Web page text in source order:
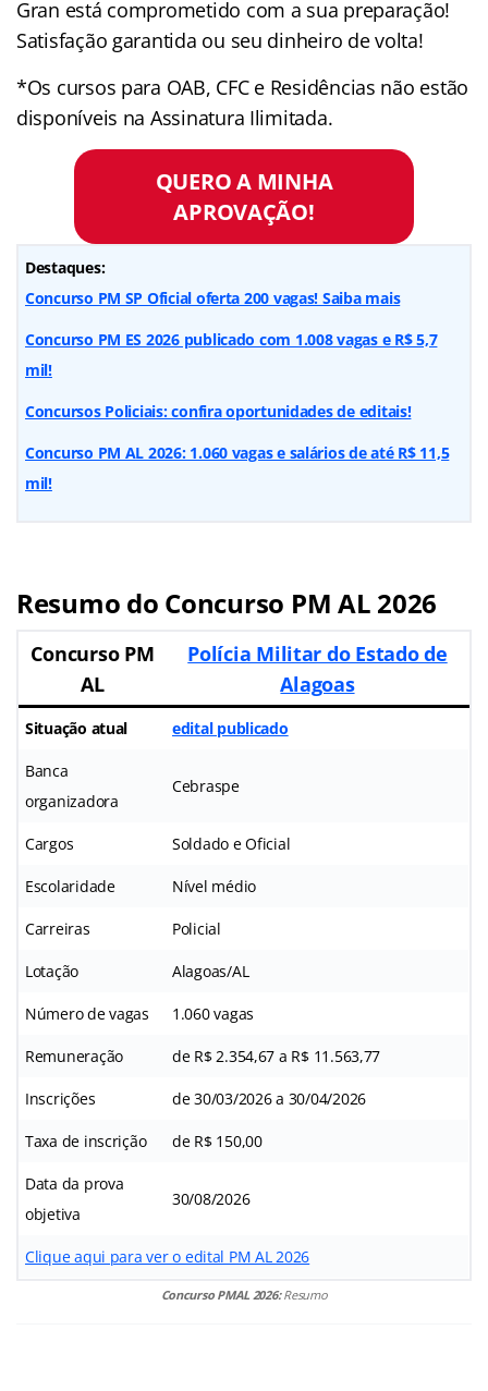
Gran está comprometido com a sua preparação!
Satisfação garantida ou seu dinheiro de volta!
*Os cursos para OAB, CFC e Residências não estão
disponíveis na Assinatura Ilimitada.
QUERO A MINHA
APROVAÇÃO!
Destaques:
Concurso PM SP Oficial oferta 200 vagas! Saiba mais
Concurso PM ES 2026 publicado com 1.008 vagas e R$ 5,7
mil!
Concursos Policiais: confira oportunidades de editais!
Concurso PM AL 2026: 1.060 vagas e salários de até R$ 11,5
mil!
Resumo do Concurso PM AL 2026
Concurso PM
AL
Polícia Militar do Estado de
Alagoas
Situação atual edital publicado
Banca
organizadora
Cebraspe
Cargos Soldado e Oficial
Escolaridade Nível médio
Carreiras Policial
Lotação Alagoas/AL
Número de vagas 1.060 vagas
Remuneração de R$ 2.354,67 a R$ 11.563,77
Inscrições de 30/03/2026 a 30/04/2026
Taxa de inscrição de R$ 150,00
Data da prova
objetiva
30/08/2026
Clique aqui para ver o edital PM AL 2026
Concurso PMAL 2026:Resumo